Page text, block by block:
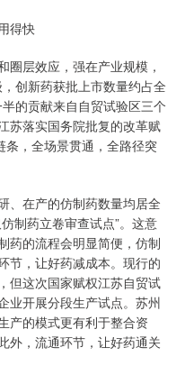
得快
层效应，强在产业规模，
创新药获批上市数量约占全
的贡献来自自贸试验区三个
苏落实国务院批复的改革赋
，全场景贯通，全路径突
在产的仿制药数量均居全
制药立卷审查试点”。这意
药的流程会明显简便，仿制
节，让好药减成本。现行的
但这次国家赋权江苏自贸试
业开展分段生产试点。苏州
产的模式更有利于整合资
外，流通环节，让好药通关